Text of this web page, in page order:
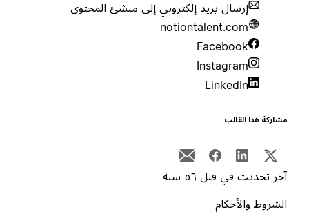
إرسال بريد إلكتروني إلى منشئ المحتوى
notiontalent.com
Facebook
Instagram
LinkedIn
هذا القالب
تحديث في قبل ٥٦ سنة
والأحكام